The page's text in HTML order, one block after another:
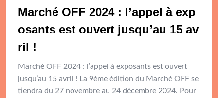
Marché OFF 2024 : l’appel à exp
osants est ouvert jusqu’au 15 av
ril !
Marché OFF 2024 : l’appel à exposants est ouvert
jusqu’au 15 avril ! La 9ème édition du Marché OFF se
tiendra du 27 novembre au 24 décembre 2024. Pour